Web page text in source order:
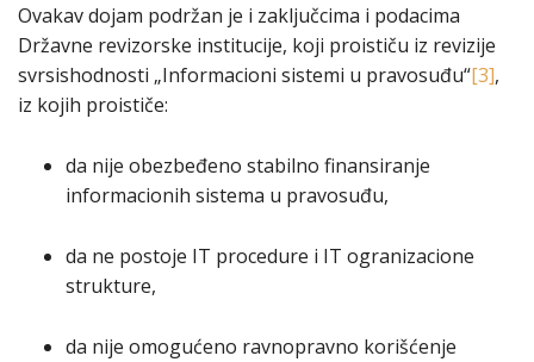
Ovakav dojam podržan je i zaključcima i podacima
Državne revizorske institucije, koji proističu iz revizije
svrsishodnosti „Informacioni sistemi u pravosuđu“[3],
iz kojih proističe:
da nije obezbeđeno stabilno finansiranje
informacionih sistema u pravosuđu,
da ne postoje IT procedure i IT ogranizacione
strukture,
da nije omogućeno ravnopravno korišćenje